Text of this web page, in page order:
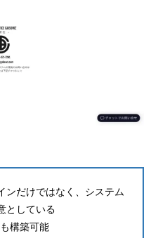
ンだけではなく、システム
としている
構築可能